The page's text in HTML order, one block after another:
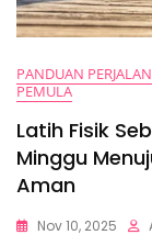
PANDUAN
PEMULA
Latih Fisik
Minggu
Aman
Nov 10, 2025